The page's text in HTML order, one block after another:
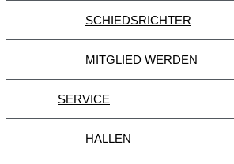
SCHIEDSRICHTER
MITGLIED WERDEN
SERVICE
HALLEN